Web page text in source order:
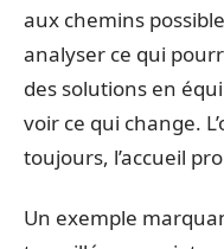
aux chemins
analyser ce qui
des solutions en
voir ce qui change.
toujours, l’accueil
Un exemple